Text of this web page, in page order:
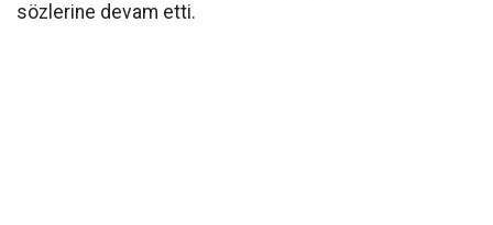
sözlerine devam etti.